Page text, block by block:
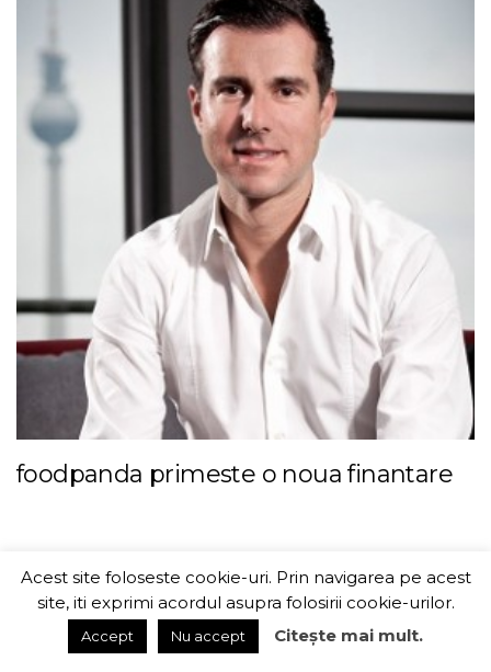
foodpanda primeste o noua finantare
ITChannel
Acest site foloseste cookie-uri. Prin navigarea pe acest
site, iti exprimi acordul asupra folosirii cookie-urilor.
Accept Nu accept Citește mai mult.